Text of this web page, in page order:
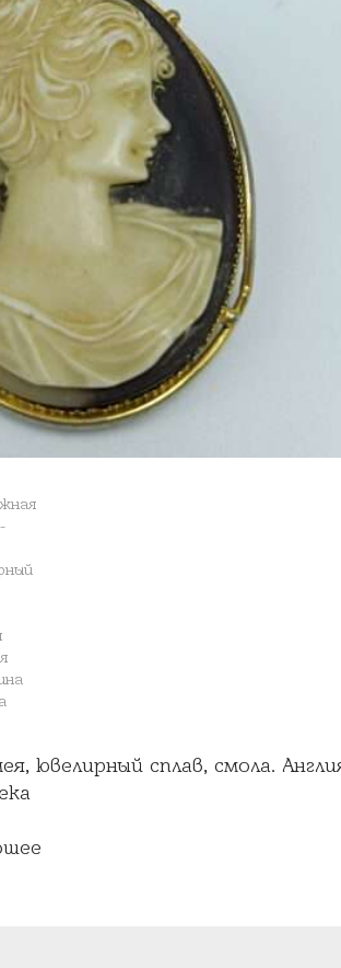
ювелирный сплав, смола.